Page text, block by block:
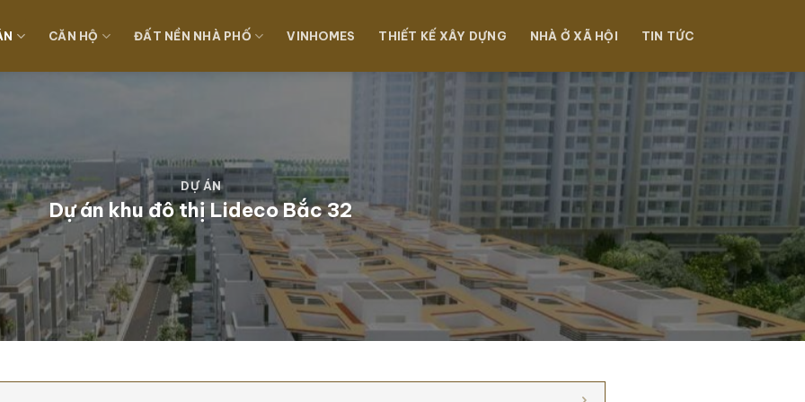
CĂN HỘ ĐẤT NỀN NHÀ PHỐ VINHOMES THIẾT KẾ XÂY DỰNG NHÀ Ở XÃ HỘI TIN TỨC
DỰ ÁN
Dự án khu đô thị Lideco Bắc 32